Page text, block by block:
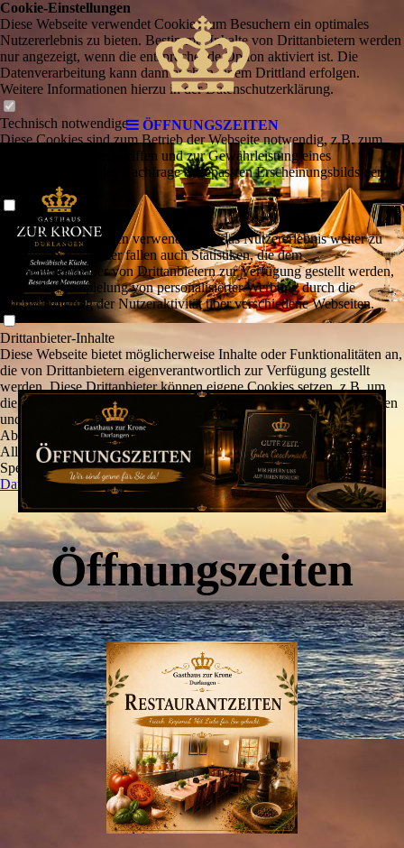
ÖFFNUNGSZEITEN
Öffnungszeiten
Cookie-Einstellungen
Diese Webseite verwendet Cookies, um Besuchern ein optimales
Nutzererlebnis zu bieten. Bestimmte Inhalte von Drittanbietern werden
nur angezeigt, wenn die entsprechende Option aktiviert ist. Die
Datenverarbeitung kann dann auch in einem Drittland erfolgen.
Weitere Informationen hierzu in der Datenschutzerklärung.
Technisch notwendige
Diese Cookies sind zum Betrieb der Webseite notwendig, z.B. zum
Schutz vor Hackerangriffen und zur Gewährleistung eines
konsistenten und der Nachfrage angepassten Erscheinungsbilds der
Analytische
Diese Cookies werden verwendet, um das Nutzererlebnis weiter zu
optimieren. Hierunter fallen auch Statistiken, die dem
Webseitenbetreiber von Drittanbietern zur Verfügung gestellt werden,
sowie die Ausspielung von personalisierter Werbung durch die
Nachverfolgung der Nutzeraktivität über verschiedene Webseiten.
Drittanbieter-Inhalte
Diese Webseite bietet möglicherweise Inhalte oder Funktionalitäten an,
die von Drittanbietern eigenverantwortlich zur Verfügung gestellt
werden. Diese Drittanbieter können eigene Cookies setzen, z.B. um
die Nutzeraktivität zu verfolgen oder ihre Angebote zu personalisieren
und zu optimieren.
Ablehnen
Alle akzeptieren
Speichern
Datenschutz